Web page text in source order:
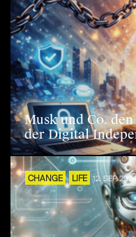
Musk und Co.
der Digital
CHANGE LIFE 12. SEP. 2024